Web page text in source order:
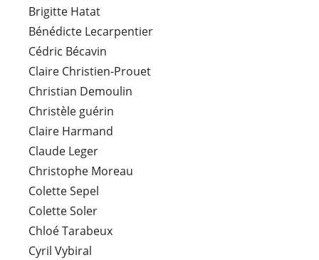
Brigitte Hatat
Bénédicte Lecarpentier
Cédric Bécavin
Claire Christien-Prouet
Christian Demoulin
Christèle guérin
Claire Harmand
Claude Leger
Christophe Moreau
Colette Sepel
Colette Soler
Chloé Tarabeux
Cyril Vybiral